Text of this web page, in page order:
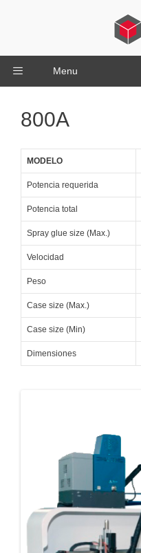
Menu
800A
MODELO
Potencia requerida
Potencia total
Spray glue size (Max.)
Velocidad
Peso
Case size (Max.)
Case size (Min)
Dimensiones